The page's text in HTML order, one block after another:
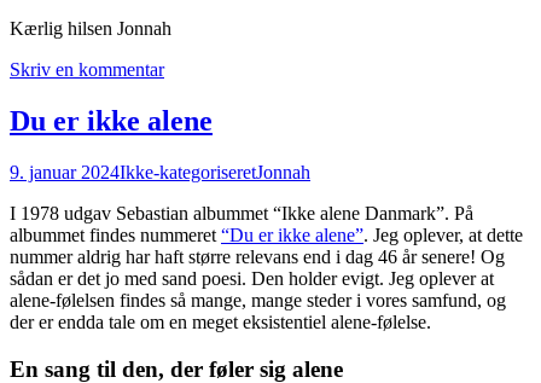
Kærlig hilsen Jonnah
Skriv en kommentar
Du er ikke alene
9. januar 2024Ikke-kategoriseretJonnah
I 1978 udgav Sebastian albummet “Ikke alene Danmark”. På
albummet findes nummeret “Du er ikke alene”. Jeg oplever, at dette
nummer aldrig har haft større relevans end i dag 46 år senere! Og
sådan er det jo med sand poesi. Den holder evigt. Jeg oplever at
alene-følelsen findes så mange, mange steder i vores samfund, og
der er endda tale om en meget eksistentiel alene-følelse.
En sang til den, der føler sig alene